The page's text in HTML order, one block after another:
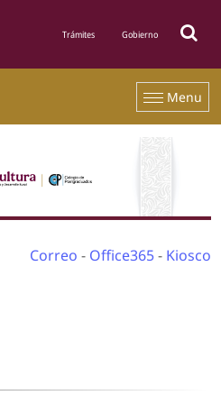
Menu
Correo - Office365- Kiosco